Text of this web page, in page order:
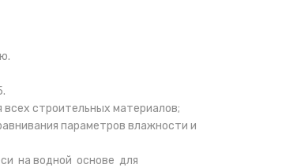
строительных материалов;
параметров влажности и
на водной основе для